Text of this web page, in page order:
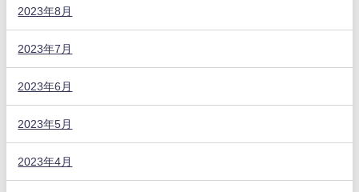
2023年8月
2023年7月
2023年6月
2023年5月
2023年4月